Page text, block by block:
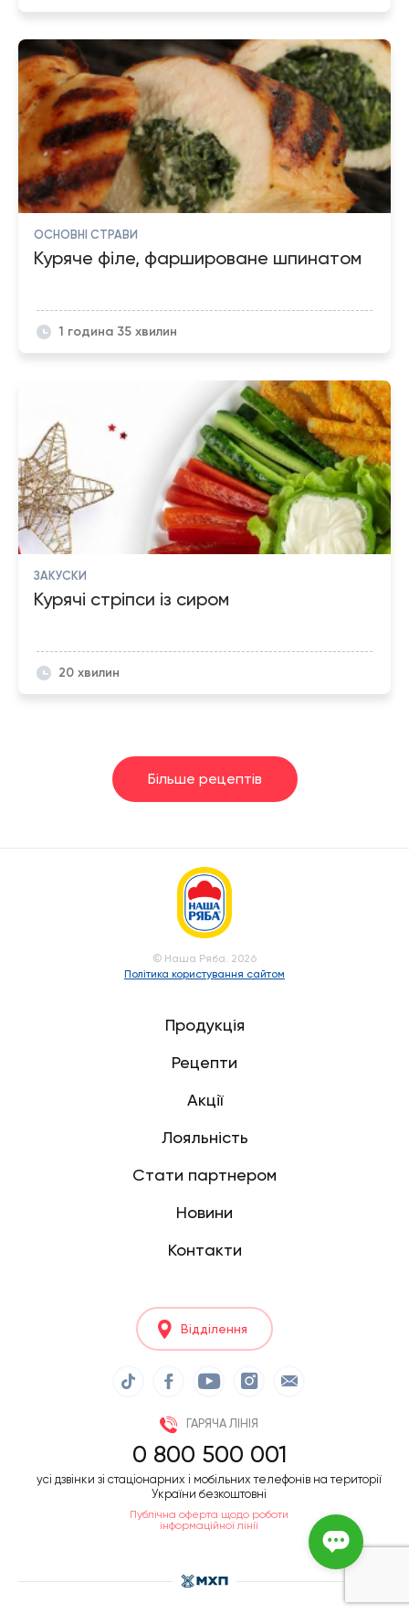
ОСНОВНІ СТРАВИ
Куряче філе, фаршироване шпинатом
1 година 35 хвилин
ЗАКУСКИ
Курячі стріпси із сиром
20 хвилин
Більше рецептів
© Наша Ряба. 2026
Політика користування сайтом
Продукція
Рецепти
Акції
Лояльність
Стати партнером
Новини
Контакти
Відділення
ГАРЯЧА ЛІНІЯ
0 800 500 001
усі дзвінки зі стаціонарних і мобільних телефонів на території
України безкоштовні
Публічна оферта щодо роботи
інформаційної лінії